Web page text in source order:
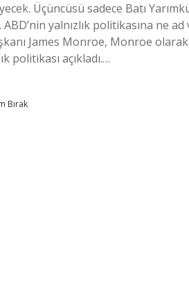
Üçüncüsü sadece Batı
yalnızlık politikasına ne ad
James Monroe, Monroe
politikası açıkladı.…
Bırak